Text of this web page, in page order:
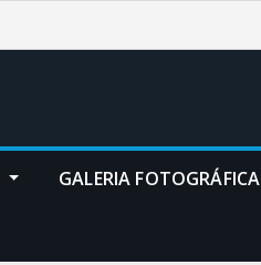
GALERIA FOTOGRÁFICA